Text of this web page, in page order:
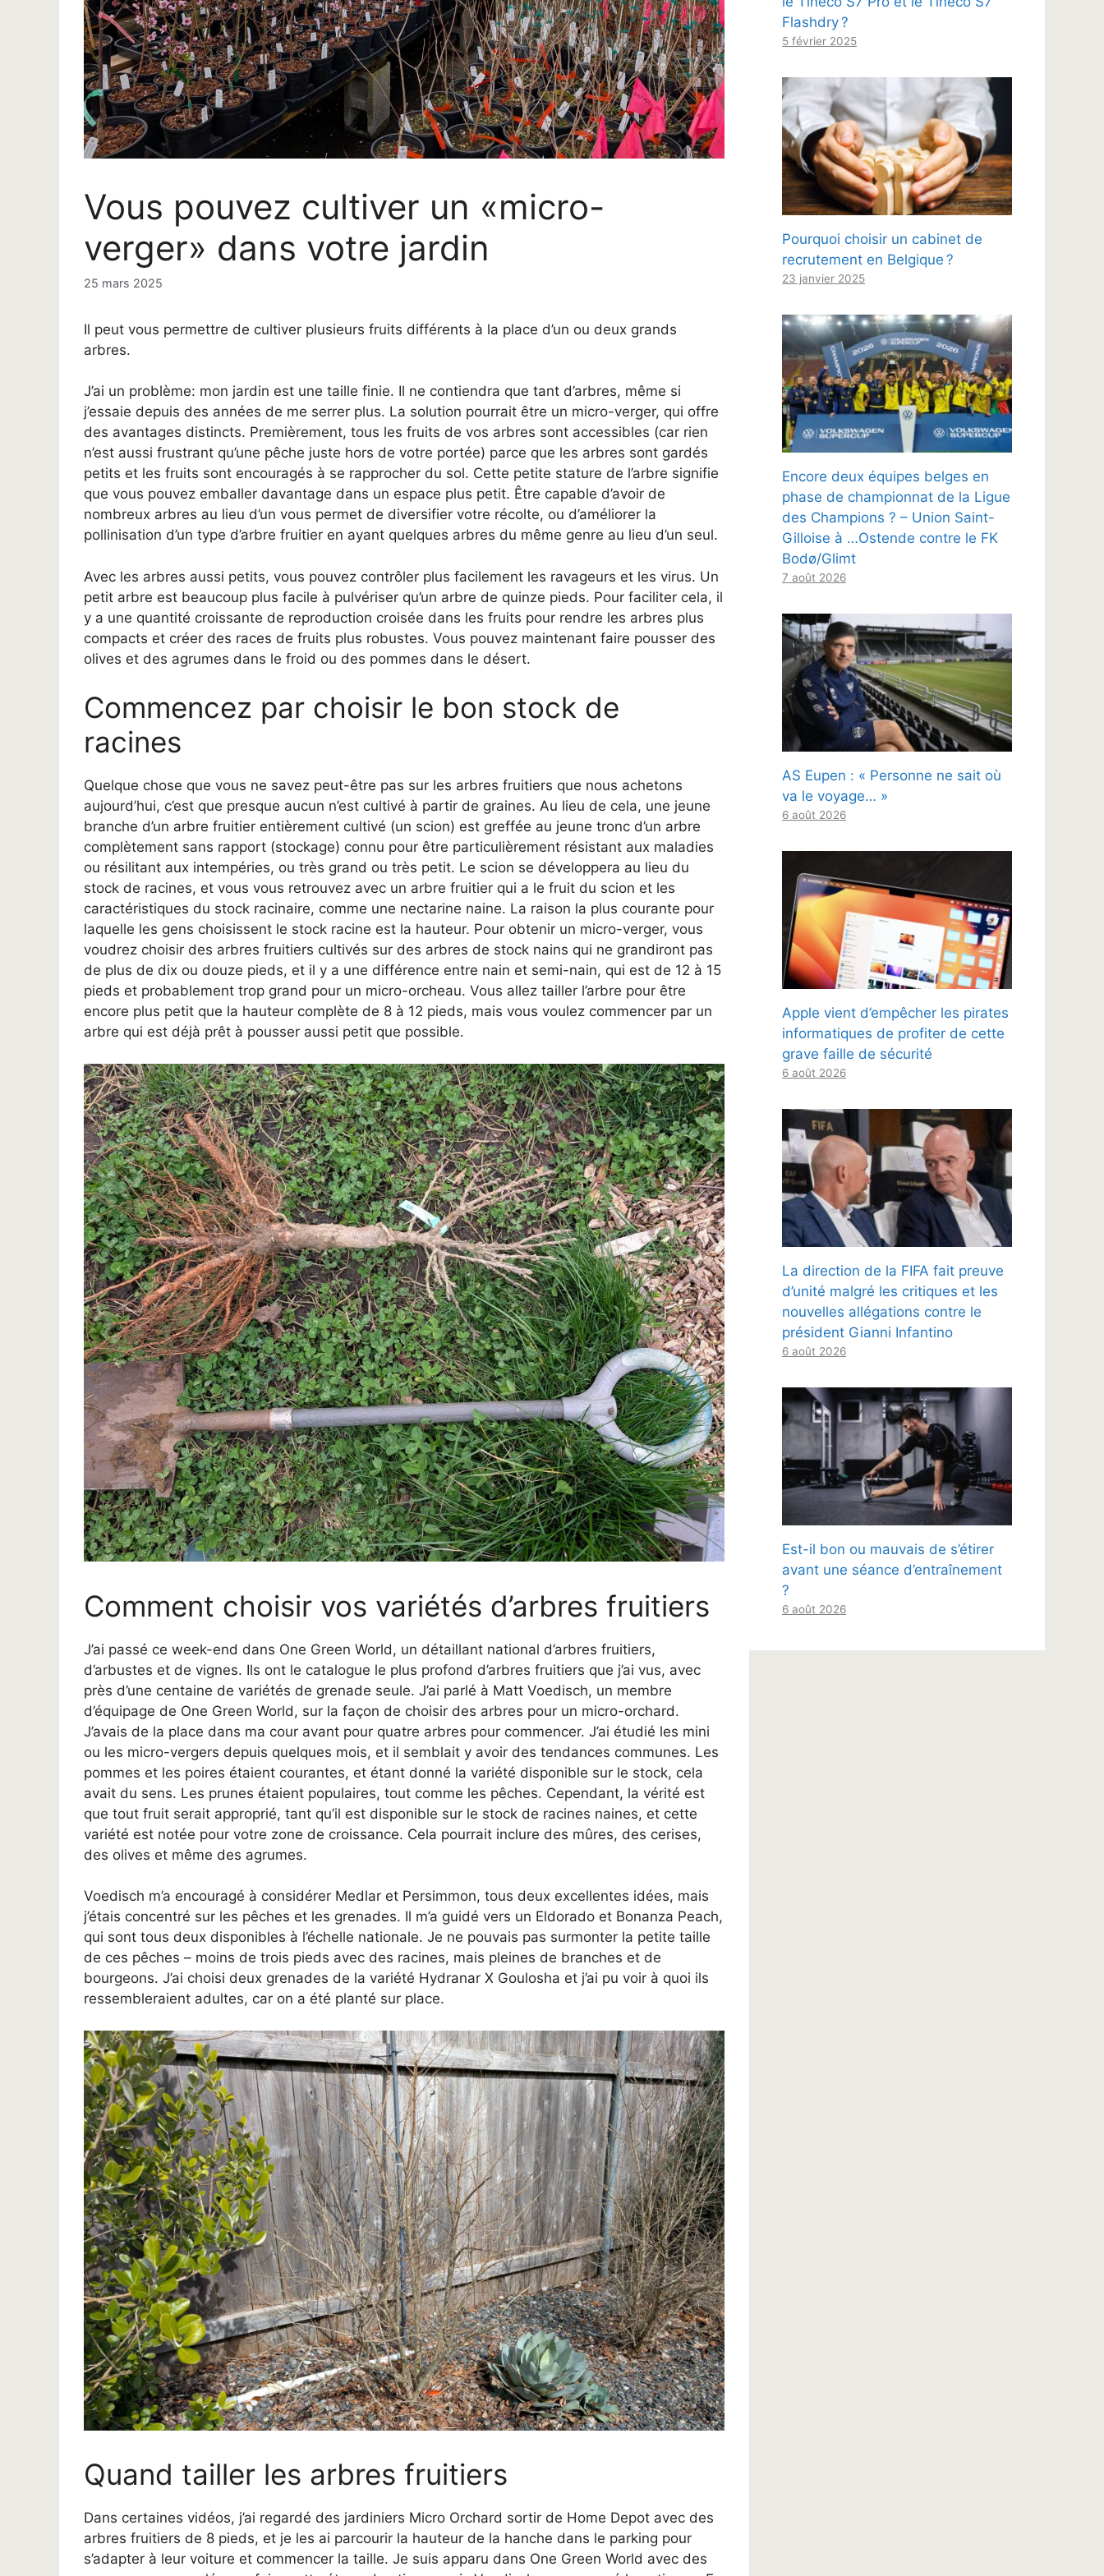
Vous pouvez cultiver un «micro-
verger» dans votre jardin
25 mars 2025
Il peut vous permettre de cultiver plusieurs fruits différents à la place d’un ou deux grands
arbres.
J’ai un problème: mon jardin est une taille finie. Il ne contiendra que tant d’arbres, même si
j’essaie depuis des années de me serrer plus. La solution pourrait être un micro-verger, qui offre
des avantages distincts. Premièrement, tous les fruits de vos arbres sont accessibles (car rien
n’est aussi frustrant qu’une pêche juste hors de votre portée) parce que les arbres sont gardés
petits et les fruits sont encouragés à se rapprocher du sol. Cette petite stature de l’arbre signifie
que vous pouvez emballer davantage dans un espace plus petit. Être capable d’avoir de
nombreux arbres au lieu d’un vous permet de diversifier votre récolte, ou d’améliorer la
pollinisation d’un type d’arbre fruitier en ayant quelques arbres du même genre au lieu d’un seul.
Avec les arbres aussi petits, vous pouvez contrôler plus facilement les ravageurs et les virus. Un
petit arbre est beaucoup plus facile à pulvériser qu’un arbre de quinze pieds. Pour faciliter cela, il
y a une quantité croissante de reproduction croisée dans les fruits pour rendre les arbres plus
compacts et créer des races de fruits plus robustes. Vous pouvez maintenant faire pousser des
olives et des agrumes dans le froid ou des pommes dans le désert.
Commencez par choisir le bon stock de
racines
Quelque chose que vous ne savez peut-être pas sur les arbres fruitiers que nous achetons
aujourd’hui, c’est que presque aucun n’est cultivé à partir de graines. Au lieu de cela, une jeune
branche d’un arbre fruitier entièrement cultivé (un scion) est greffée au jeune tronc d’un arbre
complètement sans rapport (stockage) connu pour être particulièrement résistant aux maladies
ou résilitant aux intempéries, ou très grand ou très petit. Le scion se développera au lieu du
stock de racines, et vous vous retrouvez avec un arbre fruitier qui a le fruit du scion et les
caractéristiques du stock racinaire, comme une nectarine naine. La raison la plus courante pour
laquelle les gens choisissent le stock racine est la hauteur. Pour obtenir un micro-verger, vous
voudrez choisir des arbres fruitiers cultivés sur des arbres de stock nains qui ne grandiront pas
de plus de dix ou douze pieds, et il y a une différence entre nain et semi-nain, qui est de 12 à 15
pieds et probablement trop grand pour un micro-orcheau. Vous allez tailler l’arbre pour être
encore plus petit que la hauteur complète de 8 à 12 pieds, mais vous voulez commencer par un
arbre qui est déjà prêt à pousser aussi petit que possible.
Comment choisir vos variétés d’arbres fruitiers
J’ai passé ce week-end dans One Green World, un détaillant national d’arbres fruitiers,
d’arbustes et de vignes. Ils ont le catalogue le plus profond d’arbres fruitiers que j’ai vus, avec
près d’une centaine de variétés de grenade seule. J’ai parlé à Matt Voedisch, un membre
d’équipage de One Green World, sur la façon de choisir des arbres pour un micro-orchard.
J’avais de la place dans ma cour avant pour quatre arbres pour commencer. J’ai étudié les mini
ou les micro-vergers depuis quelques mois, et il semblait y avoir des tendances communes. Les
pommes et les poires étaient courantes, et étant donné la variété disponible sur le stock, cela
avait du sens. Les prunes étaient populaires, tout comme les pêches. Cependant, la vérité est
que tout fruit serait approprié, tant qu’il est disponible sur le stock de racines naines, et cette
variété est notée pour votre zone de croissance. Cela pourrait inclure des mûres, des cerises,
des olives et même des agrumes.
Voedisch m’a encouragé à considérer Medlar et Persimmon, tous deux excellentes idées, mais
j’étais concentré sur les pêches et les grenades. Il m’a guidé vers un Eldorado et Bonanza Peach,
qui sont tous deux disponibles à l’échelle nationale. Je ne pouvais pas surmonter la petite taille
de ces pêches – moins de trois pieds avec des racines, mais pleines de branches et de
bourgeons. J’ai choisi deux grenades de la variété Hydranar X Goulosha et j’ai pu voir à quoi ils
ressembleraient adultes, car on a été planté sur place.
Quand tailler les arbres fruitiers
Dans certaines vidéos, j’ai regardé des jardiniers Micro Orchard sortir de Home Depot avec des
arbres fruitiers de 8 pieds, et je les ai parcourir la hauteur de la hanche dans le parking pour
s’adapter à leur voiture et commencer la taille. Je suis apparu dans One Green World avec des
Flashdry ?
5 février 2025
Pourquoi choisir un cabinet de
recrutement en Belgique ?
23 janvier 2025
Encore deux équipes belges en
phase de championnat de la Ligue
des Champions ? – Union Saint-
Gilloise à …Ostende contre le FK
Bodø/Glimt
7 août 2026
AS Eupen : « Personne ne sait où
va le voyage… »
6 août 2026
Apple vient d’empêcher les pirates
informatiques de profiter de cette
grave faille de sécurité
6 août 2026
La direction de la FIFA fait preuve
d’unité malgré les critiques et les
nouvelles allégations contre le
président Gianni Infantino
6 août 2026
Est-il bon ou mauvais de s’étirer
avant une séance d’entraînement
?
6 août 2026